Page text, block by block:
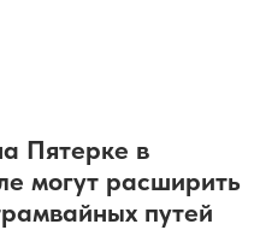
Пятерке в
могут расширить
путей